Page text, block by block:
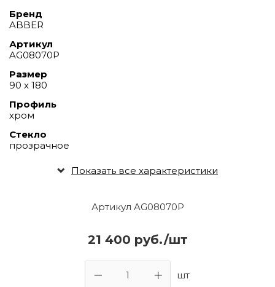
Артикул AG08070P
21 400 руб./шт
шт
Бренд
ABBER
Артикул
AG08070P
Размер
90 х 180
Профиль
хром
Стекло
прозрачное
Показать все характеристики